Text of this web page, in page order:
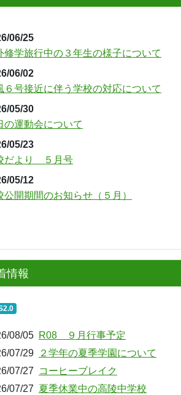
06/25
修学旅行中の３年生の様子について
06/02
６号接近に伴う学校の対応について
05/30
の運動会について
05/23
だより ５月号
05/12
公開期間のお知らせ（５月）
情報
08/05 R08 ９月行事予定
07/29
２学年の夏季学園について
07/27
コーヒーブレイク
07/27 夏季休業中の高陵中学校